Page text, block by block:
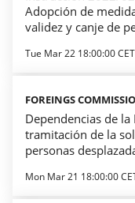
Adopción de
validez y canje de
Tue Mar 22 18:00:00
FOREINGS
Dependencias de
tramitación de la
personas
Mon Mar 21 18:00:00